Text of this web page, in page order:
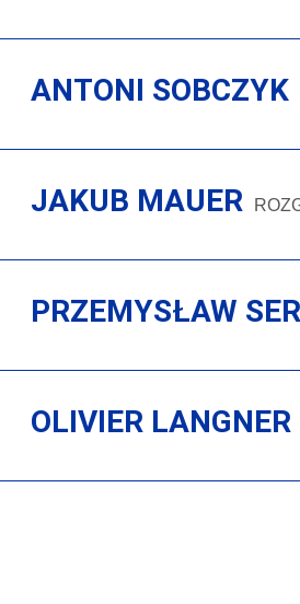
ANTONI SOBCZYK
JAKUB MAUER
PRZEMYSŁAW
OLIVIER LANGNER